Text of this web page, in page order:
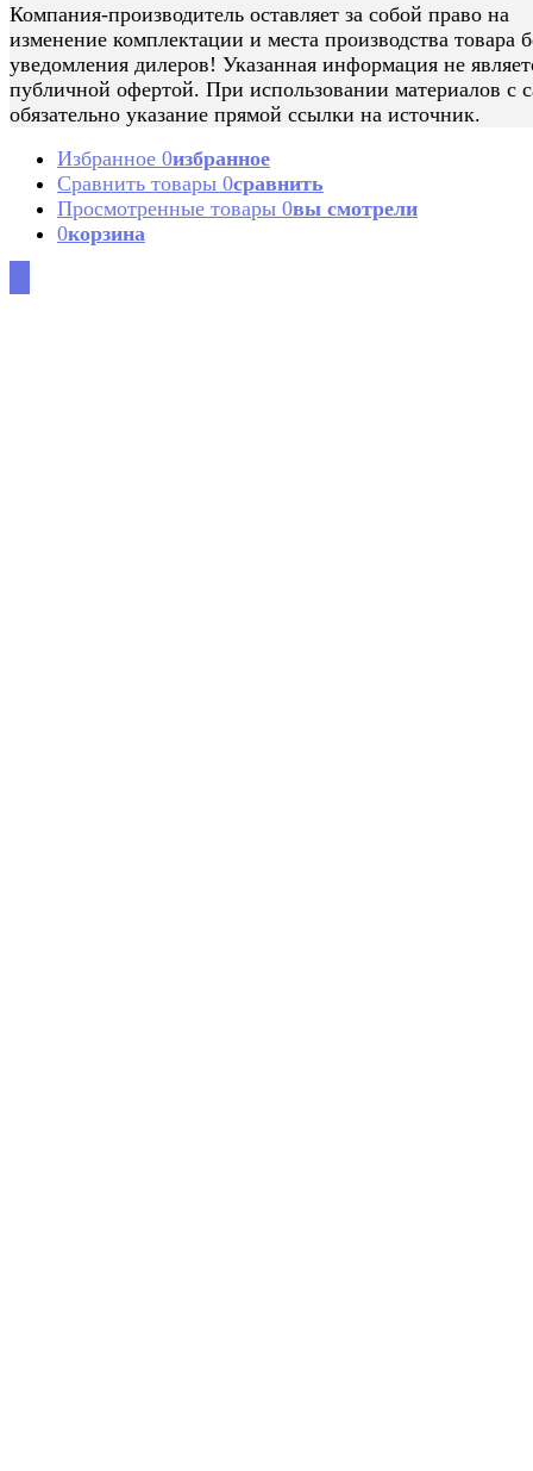
Компания-производитель оставляет за собой право на
изменение комплектации и места производства товара
уведомления дилеров! Указанная информация не
публичной офертой. При использовании материалов с
обязательно указание прямой ссылки на источник.
Избранное 0избранное
Сравнить товары 0сравнить
Просмотренные товары 0вы смотрели
0корзина